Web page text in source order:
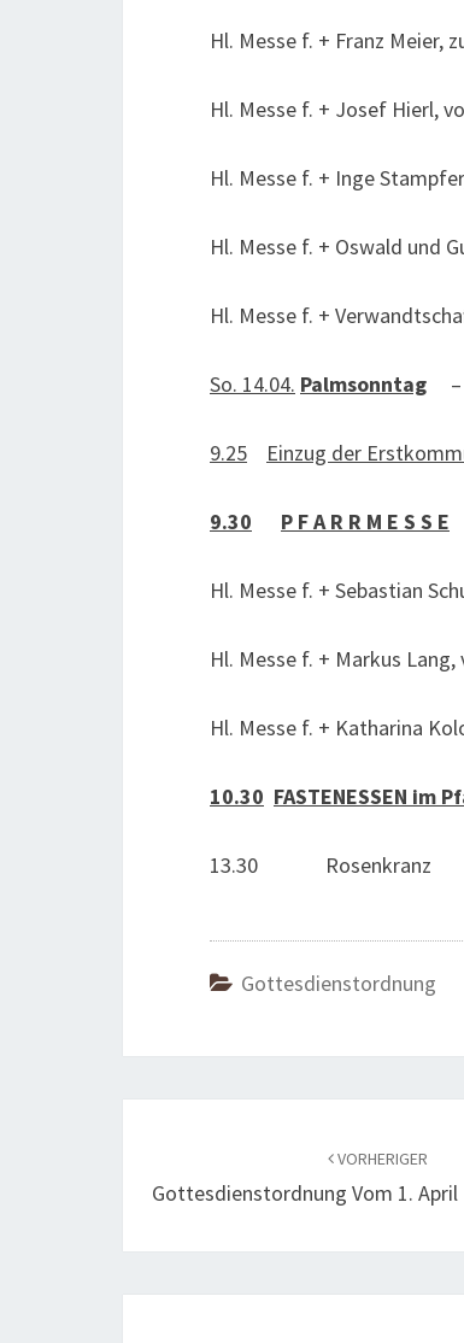
Hl. Messe f. + Franz Meier,
Hl. Messe f. + Josef Hierl,
Hl. Messe f. + Inge
Hl. Messe f. + Oswald und
Hl. Messe f. +
So. 14.04. Palmsonntag
9.25 Einzug der
9.30 P F A R R M E S S E
Hl. Messe f. + Sebastian
Hl. Messe f. + Markus Lang,
Hl. Messe f. + Katharina
10.30 FASTENESSEN im
13.30 Rosenkranz
Gottesdienstordnung
VORHERIGER
Gottesdienstordnung Vom 1. April